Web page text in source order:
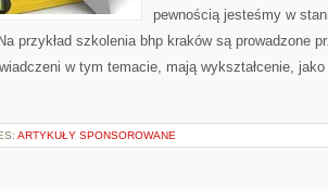
pewnością jesteśmy w
przykład szkolenia bhp kraków są prowadzone
w tym temacie, mają wykształcenie,
ARTYKUŁY SPONSOROWANE